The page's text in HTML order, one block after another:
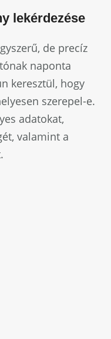
lekérdezése
de precíz
naponta
keresztül, hogy
szerepel-e.
adatokat,
valamint a